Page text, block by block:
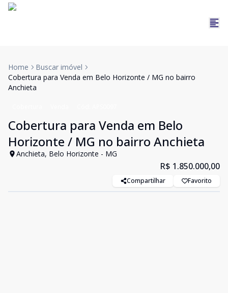
Home
Buscar imóvel
Cobertura para Venda em Belo Horizonte / MG no bairro
Anchieta
Cobertura para Venda em Belo
Horizonte / MG no bairro Anchieta
Anchieta, Belo Horizonte - MG
R$ 1.850.000,00
Compartilhar Favorito